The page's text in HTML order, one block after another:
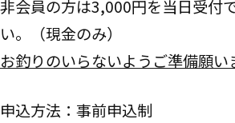
非会員の方は3,000円を当日受付
い。（現金のみ）
お釣りのいらないようご準備願い
申込方法：事前申込制